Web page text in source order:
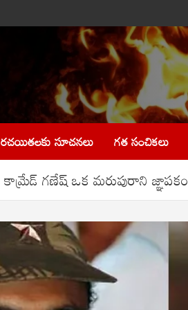
రచయితలకు సూచనలు గత సంచికలు
గణేష్ ఒక మరుపురాని జ్ఞాపకం